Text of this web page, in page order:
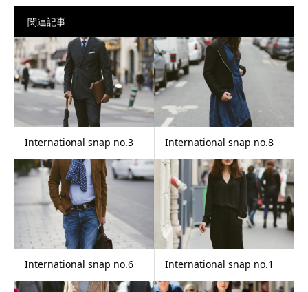
関連記事
International snap no.3 International snap no.8
International snap no.6 International snap no.1